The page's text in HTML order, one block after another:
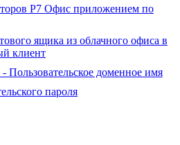
Р7 Офис приложением по
ящика из облачного офиса в
клиент
Пользовательское доменное имя
пароля